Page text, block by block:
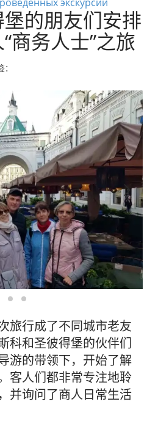
的朋友们安排
商务人士”之旅
旅行成了不同城市老友
科和圣彼得堡的伙伴们
游的带领下，开始了解
客人们都非常专注地聆
并询问了商人日常生活